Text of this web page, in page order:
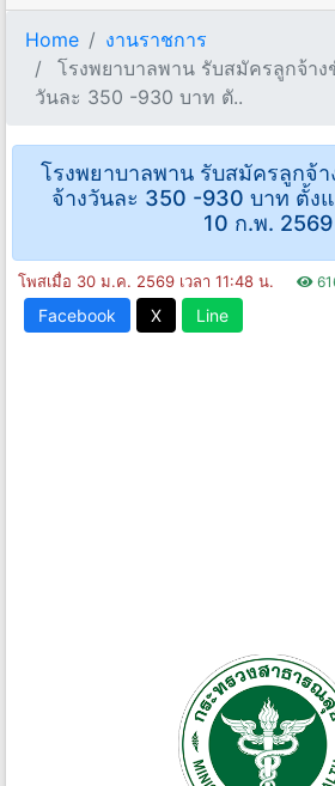
Home
งานราชการ
โรงพยาบาลพาน รับสมัครลูกจ้าง
วันละ 350 -930 บาท ตั..
โรงพยาบาลพาน รับสมัครลูกจ้
จ้างวันละ 350 -930 บาท ตั้ง
10 ก.พ. 2569
โพสเมื่อ 30 ม.ค. 2569 เวลา 11:48 น.
Facebook X Line